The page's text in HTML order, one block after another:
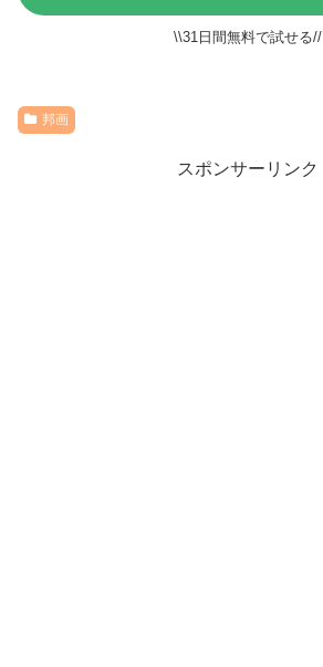
\\31日間無料で試せる//
邦画
スポンサーリンク